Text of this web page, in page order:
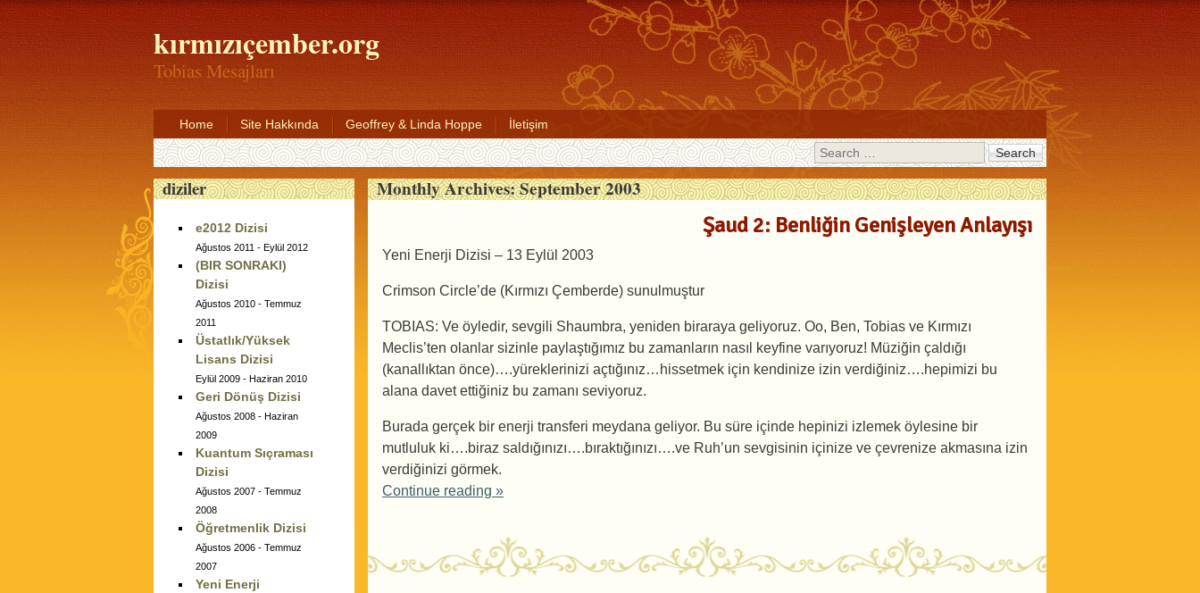
kırmızıçember.org
Tobias Mesajları
Home Site Hakkında Geoffrey & Linda Hoppe
İletişim
Search
Monthly Archives:September 2003
Şaud 2: Benliğin Genişleyen Anlayışı
Yeni Enerji Dizisi – 13 Eylül 2003
Crimson Circle’de (Kırmızı Çemberde) sunulmuştur
TOBIAS: Ve öyledir, sevgili Shaumbra, yeniden biraraya geliyoruz. Oo, Ben, Tobias ve Kırmızı
Meclis’ten olanlar sizinle paylaştığımız bu zamanların nasıl keyfine varıyoruz! Müziğin çaldığı
(kanallıktan önce)….yüreklerinizi açtığınız…hissetmek için kendinize izin verdiğiniz….hepimizi bu
alana davet ettiğiniz bu zamanı seviyoruz.
Burada gerçek bir enerji transferi meydana geliyor. Bu süre içinde hepinizi izlemek öylesine bir
mutluluk ki….biraz saldığınızı….bıraktığınızı….ve Ruh’un sevgisinin içinize ve çevrenize akmasına izin
verdiğinizi görmek.
Continue reading »
diziler
e2012 Dizisi
Ağustos 2011 - Eylül 2012
(BIR SONRAKI)
Dizisi
Ağustos 2010 - Temmuz
2011
Üstatlık/Yüksek
Lisans Dizisi
Eylül 2009 - Haziran 2010
Geri Dönüş Dizisi
Ağustos 2008 - Haziran
2009
Kuantum Sıçraması
Dizisi
Ağustos 2007 - Temmuz
2008
Öğretmenlik Dizisi
Ağustos 2006 - Temmuz
2007
Yeni Enerji